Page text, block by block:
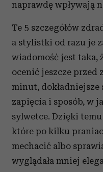
naprawdę wpływają
Te 5 szczegółów
a stylistki od razu je
wiadomość jest taka,
ocenić jeszcze przed
minut, dokładniejsze
zapięcia i sposób, w
sylwetce. Dzięki
które po kilku
mechacić albo
wyglądała mniej